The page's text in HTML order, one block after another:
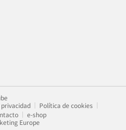
Política de cookies
e-shop
Europe